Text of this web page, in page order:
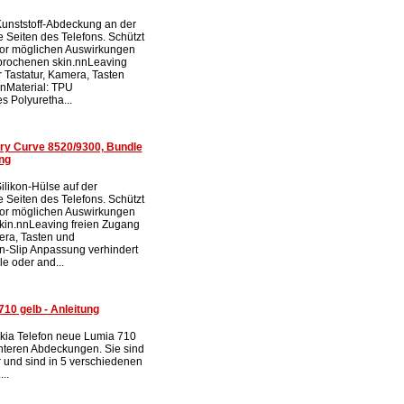
Abdeckung an der
Seiten des Telefons. Schützt
möglichen Auswirkungen
skin.nnLeaving
Kamera, Tasten
TPU
Polyuretha...
Curve 8520/9300, Bundle
Hülse auf der
Seiten des Telefons. Schützt
möglichen Auswirkungen
freien Zugang
Tasten und
Slip Anpassung verhindert
oder and...
gelb - Anleitung
Telefon neue Lumia 710
Abdeckungen. Sie sind
sind in 5 verschiedenen